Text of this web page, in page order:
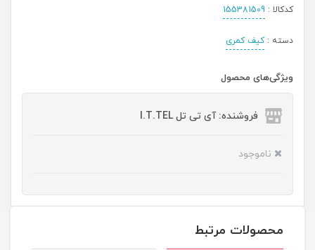
کدکالا : 155381509
دسته :کیف کمری
ویژگی‌های محصول
فروشنده: آی تی تل I.T.TEL
ناموجود
محصولات مرتبط